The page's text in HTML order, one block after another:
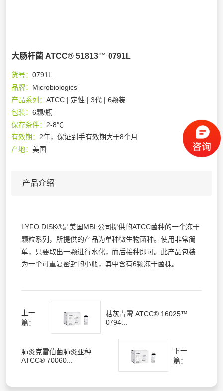
大肠杆菌 ATCC® 51813™ 0791L
货号：0791L
品牌： Microbiologics
产品系列：ATCC | 定性 | 3代 | 6颗装
包装：6颗/瓶
保存条件： 2-8℃
有效期： 2年，保证到手有效期大于8个月
产地：美国
产品介绍
LYFO DISK®是美国MBL公司提供的ATCC菌种的一个冻干
颗粒系列，所提供的产品为单种微生物菌种。使用非常简
单，只要取出一颗进行水化，而后接种即可。此产品包装
为一个可重复密封的小瓶，其中含有6颗冻干菌株。
上一
篇：
枯灰青霉 ATCC® 16025™
0794...
肺炎克雷伯菌肺炎亚种
ATCC® 70060...
下一
篇：